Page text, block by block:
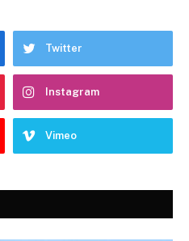
Twitter
Instagram
Vimeo